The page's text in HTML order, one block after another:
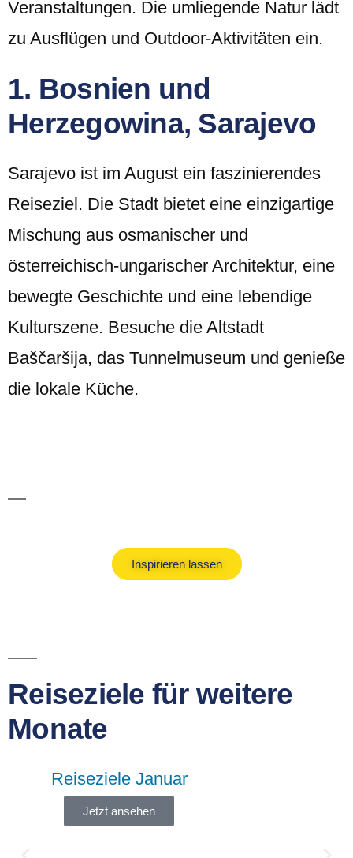
Veranstaltungen. Die umliegende Natur lädt
zu Ausflügen und Outdoor-Aktivitäten ein.
1. Bosnien und
Herzegowina, Sarajevo
Sarajevo ist im August ein faszinierendes
Reiseziel. Die Stadt bietet eine einzigartige
Mischung aus osmanischer und
österreichisch-ungarischer Architektur, eine
bewegte Geschichte und eine lebendige
Kulturszene. Besuche die Altstadt
Baščaršija, das Tunnelmuseum und genieße
die lokale Küche.
Inspirieren lassen
Reiseziele für weitere
Monate
Reiseziele Januar
Jetzt ansehen